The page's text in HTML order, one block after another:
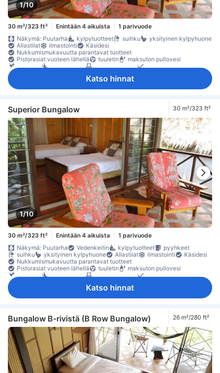
1/10
30 m²/323 ft² Enintään 4 aikuista
1 parivuode
Näkymä: Puutarha
kylpytuotteet suihku
yksityinen kylpyhuone
Allastilat
ilmastointi
Käsidesi
Nukkumismukavuutta parantavat tuotteet
Pistorasiat vuoteen lähellä
tuuletin
maksuton pullovesi
minibaari
oleskelualue parveke/terassi
puu- /parkettilattia
Rakennuksessa on portaat
sammutin
Katso hinnat
Superior Bungalow 30 m²/323 ft²
1/10
30 m²/323 ft² Enintään 4 aikuista
1 parivuode
Näkymä: Puutarha
Vedenkeitin kylpytuotteet
pyyhkeet
suihku
yksityinen kylpyhuone Allastilat ilmastointi
Käsidesi
Nukkumismukavuutta parantavat tuotteet
Pistorasiat vuoteen lähellä
tuuletin
maksuton pullovesi
minibaari
oleskelualue parveke/terassi
puu- /parkettilattia
Rakennuksessa on portaat
sammutin
Katso hinnat
Bungalow B-rivistä (B Row Bungalow) 26 m²/280 ft²